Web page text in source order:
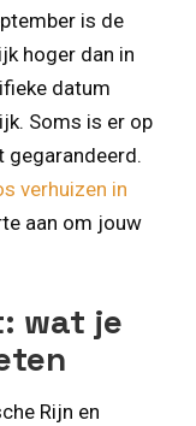
is de
hoger dan in
datum
Soms is er op
gegarandeerd.
verhuizen in
aan om jouw
wat je
Rijn en